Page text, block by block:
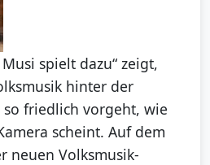
spielt dazu“ zeigt,
hinter der
so friedlich vorgeht, wie
scheint. Auf dem
neuen Volksmusik-